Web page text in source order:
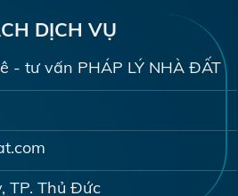
DỊCH VỤ
- tư vấn PHÁP LÝ NHÀ ĐẤT
TP. Thủ Đức